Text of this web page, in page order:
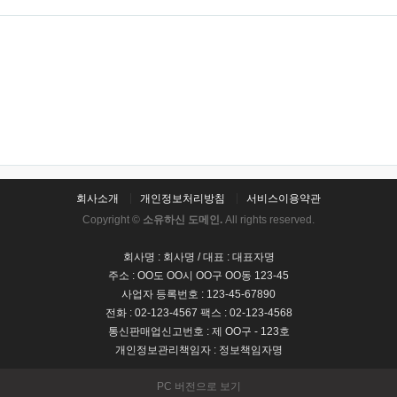
회사소개 개인정보처리방침
서비스이용약관
Copyright © 소유하신 도메인. All rights reserved.
회사명 : 회사명 / 대표 : 대표자명
주소 : OO도 OO시 OO구 OO동 123-45
사업자 등록번호 : 123-45-67890
전화 : 02-123-4567 팩스 : 02-123-4568
통신판매업신고번호 : 제 OO구 - 123호
개인정보관리책임자 : 정보책임자명
PC 버전으로 보기